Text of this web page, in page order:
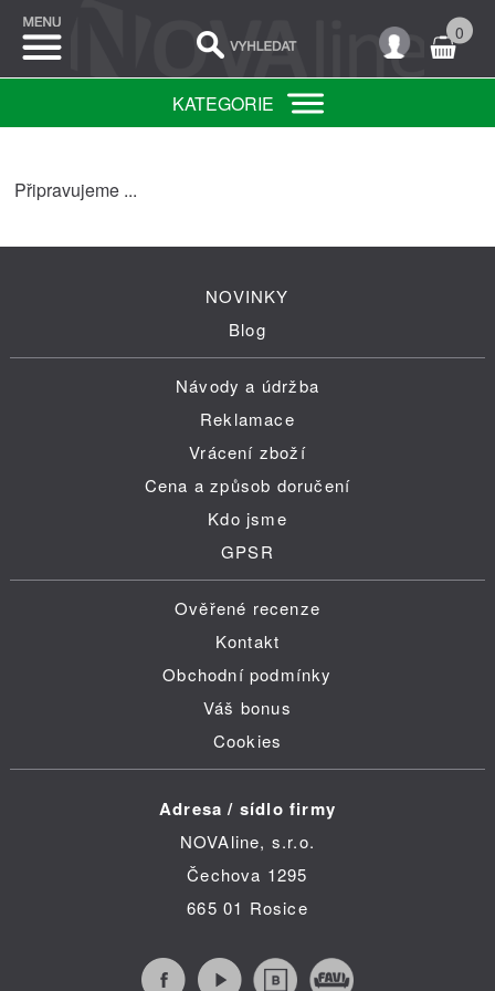
0
KATEGORIE
Připravujeme ...
NOVINKY
Blog
Návody a údržba
Reklamace
Vrácení zboží
Cena a způsob doručení
Kdo jsme
GPSR
Ověřené recenze
Kontakt
Obchodní podmínky
Váš bonus
Cookies
Adresa / sídlo firmy
NOVAline, s.r.o.
Čechova 1295
665 01 Rosice